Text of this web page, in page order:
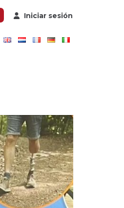
Iniciar sesión